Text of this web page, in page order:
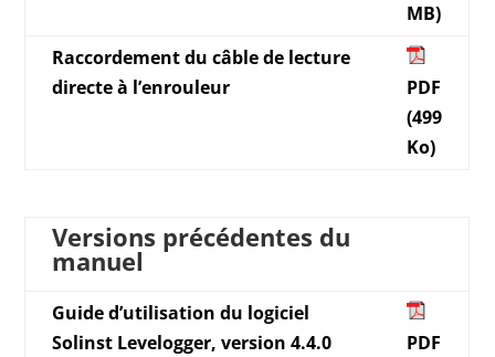
MB)
Raccordement du câble de lecture
directe à l’enrouleur
PDF
(499
Ko)
Versions précédentes du
manuel
Guide d’utilisation du logiciel
Solinst Levelogger, version 4.4.0
PDF